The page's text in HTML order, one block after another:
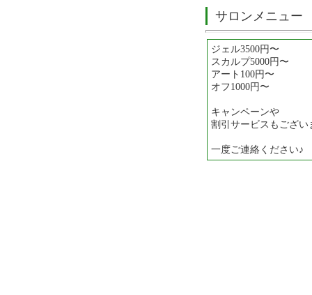
サロンメニュー
ジェル3500円〜
スカルプ5000円〜
アート100円〜
オフ1000円〜
キャンペーンや
割引サービスもござい
一度ご連絡ください♪